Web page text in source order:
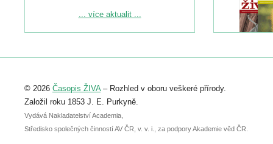
Podrobnější informace ke konferenci
Registrovat se můžete do 6. září.
abstraktu přihlášené přednášky nebo
posteru je už 30. června.
... více aktualit ...
© 2026 Časopis ŽIVA– Rozhled v oboru veškeré přírody.
Založil roku 1853 J. E. Purkyně.
Vydává Nakladatelství Academia,
Středisko společných činností AV ČR, v. v. i., za podpory Akademie věd ČR.